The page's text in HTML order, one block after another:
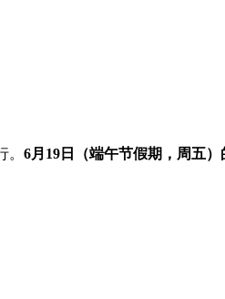
。 6月19日（端午节假期，周五）